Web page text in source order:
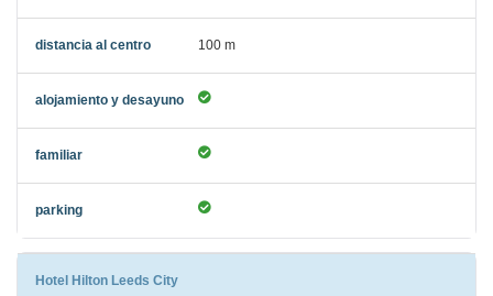
100 m
Hotel Hilton Leeds City